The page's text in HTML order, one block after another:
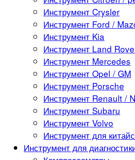
Инструмент Crysler
Инструмент Ford /
Инструмент Kia
Инструмент Land
Инструмент Mercedes
Инструмент Opel / GM
Инструмент Porsche
Инструмент Renault /
Инструмент Subaru
Инструмент Volvo
Инструмент для
Инструмент для